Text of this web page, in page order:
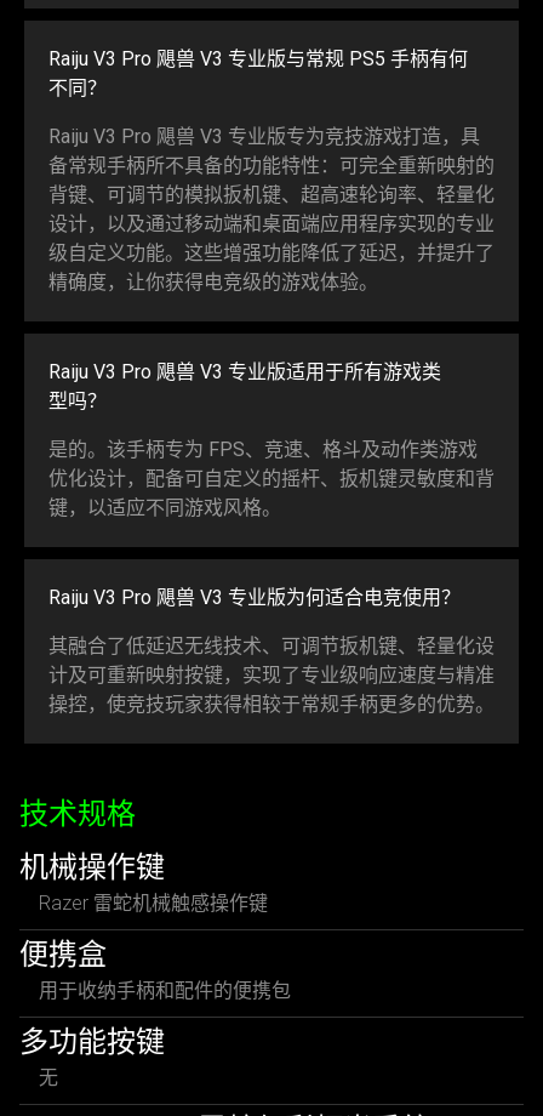
Raiju V3 Pro 飓兽 V3 专业版与常规 PS5 手柄有何
不同？
Raiju V3 Pro 飓兽 V3 专业版专为竞技游戏打造，具
备常规手柄所不具备的功能特性：可完全重新映射的
背键、可调节的模拟扳机键、超高速轮询率、轻量化
设计，以及通过移动端和桌面端应用程序实现的专业
级自定义功能。这些增强功能降低了延迟，并提升了
精确度，让你获得电竞级的游戏体验。
Raiju V3 Pro 飓兽 V3 专业版适用于所有游戏类
型吗？
是的。该手柄专为 FPS、竞速、格斗及动作类游戏
优化设计，配备可自定义的摇杆、扳机键灵敏度和背
键，以适应不同游戏风格。
Raiju V3 Pro 飓兽 V3 专业版为何适合电竞使用？
其融合了低延迟无线技术、可调节扳机键、轻量化设
计及可重新映射按键，实现了专业级响应速度与精准
操控，使竞技玩家获得相较于常规手柄更多的优势。
技术规格
机械操作键
Razer 雷蛇机械触感操作键
便携盒
用于收纳手柄和配件的便携包
多功能按键
无